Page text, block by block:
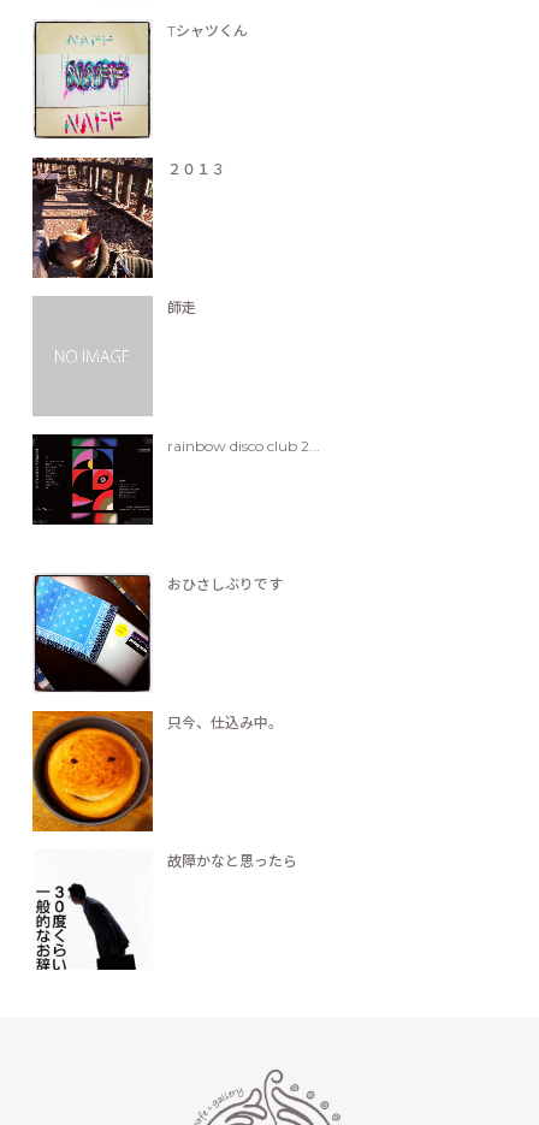
Tシャツくん
２０１３
師走
rainbow disco club 2...
おひさしぶりです
只今、仕込み中。
故障かなと思ったら